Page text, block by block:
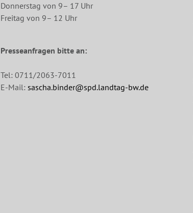
Donnerstag von 9– 17 Uhr
Freitag von 9– 12 Uhr
Presseanfragen bitte an:
Tel: 0711/2063-7011
E-Mail:sascha.binder@spd.landtag-bw.de